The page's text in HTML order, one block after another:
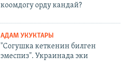
коомдогу орду кандай?
АДАМ УКУКТАРЫ
"Согушка кеткенин билген
эмеспиз". Украинада эки